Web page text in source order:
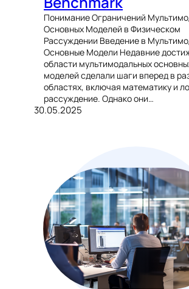
Понимание Ограничений
Основных Моделей в Физическом
Рассуждении Введение в
Основные Модели Недавние
области мультимодальных
моделей сделали шаги вперед в
областях, включая математику и
рассуждение. Однако они…
30.05.2025